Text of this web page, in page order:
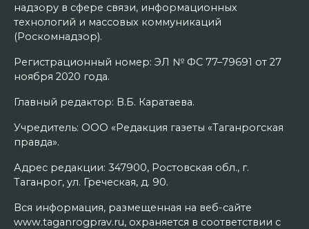
надзору в сфере связи, информационных
технологий и массовых коммуникаций
(Роскомнадзор).
Регистрационный номер: ЭЛ № ФС 77–79691 от 27
ноября 2020 года.
Главный редактор: В.Б. Каратаева.
Учредитель: ООО «Редакция газеты «Таганрогская
правда».
Адрес редакции: 347900, Ростовская обл., г.
Таганрог, ул. Греческая, д. 90.
Вся информация, размещенная на веб-сайте
www.taganrogprav.ru, охраняется в соответствии с